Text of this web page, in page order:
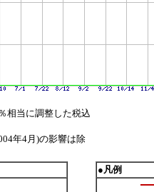
相当に調整した税込
年4月)の影響は除
●凡例